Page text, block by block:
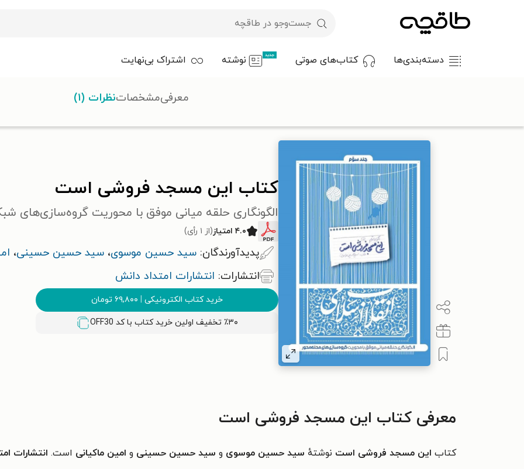
دسته‌بندی‌ها کتاب‌های صوتی جدید نوشته اشتراک بی‌نهایت
کتاب این مسجد فروشی است
الگونگاری حلقه میانی موفق با محوریت گروه‌سازی‌های
۴.۰ امتیاز (از ۱ رأی)
پدیدآورندگان: سید حسین موسوی، سید حسین حسینی،
انتشارات: انتشارات امتداد دانش
خرید کتاب الکترونیکی | ۶۹,۸۰۰ تومان
٪۳۰ تخفیف اولین خرید کتاب با کد OFF30
معرفیمشخصاتنظرات (۱)
معرفی کتاب این مسجد فروشی است
کتاب این مسجد فروشی است نوشتهٔ سید حسین موسوی و سید حسین حسینی و امین ماکیانی است. انتشارات